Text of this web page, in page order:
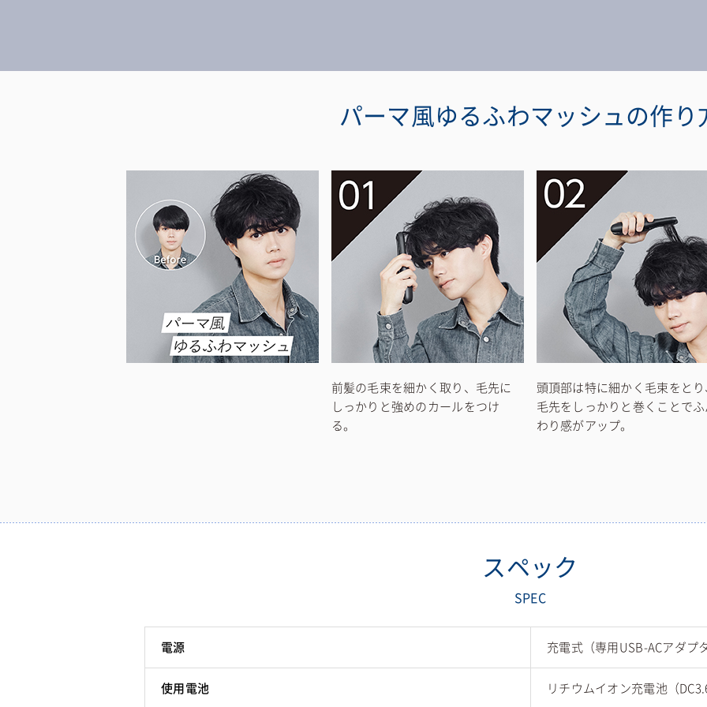
パーマ風ゆるふわマッシュの作り
前髪の毛束を細かく取り、毛先に
しっかりと強めのカールをつけ
る。
頭頂部は特に細かく毛束をとり
毛先をしっかりと巻くことでふ
わり感がアップ。
スペック
SPEC
電源 充電式（専用USB-ACアダプ
使用電池 リチウムイオン充電池（